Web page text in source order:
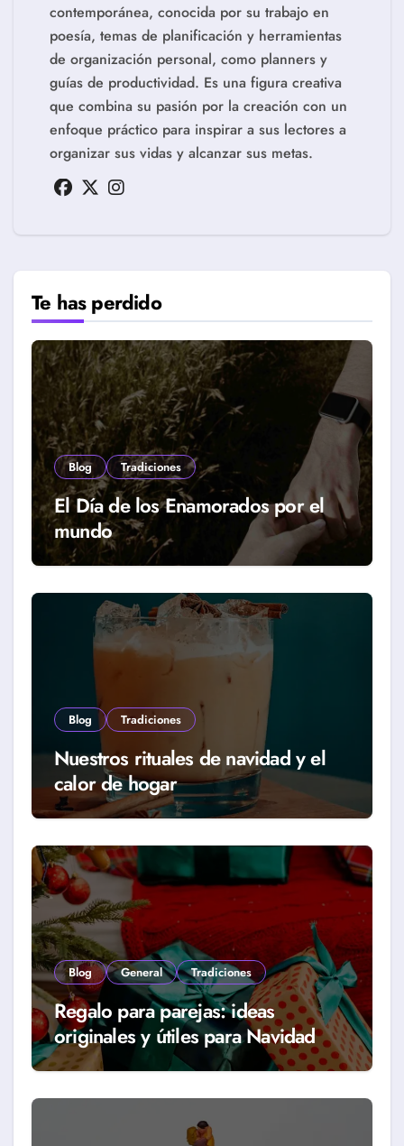
contemporánea, conocida por su trabajo en
poesía, temas de planificación y herramientas
de organización personal, como planners y
guías de productividad. Es una figura creativa
que combina su pasión por la creación con un
enfoque práctico para inspirar a sus lectores a
organizar sus vidas y alcanzar sus metas.
Te has perdido
Blog Tradiciones
El Día de los Enamorados por el
mundo
Blog Tradiciones
Nuestros rituales de navidad y el
calor de hogar
Blog General Tradiciones
Regalo para parejas: ideas
originales y útiles para Navidad